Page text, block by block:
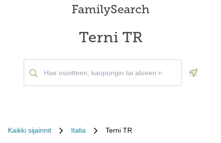
FamilySearch
Terni TR
Kaikki sijainnit Italia Terni TR